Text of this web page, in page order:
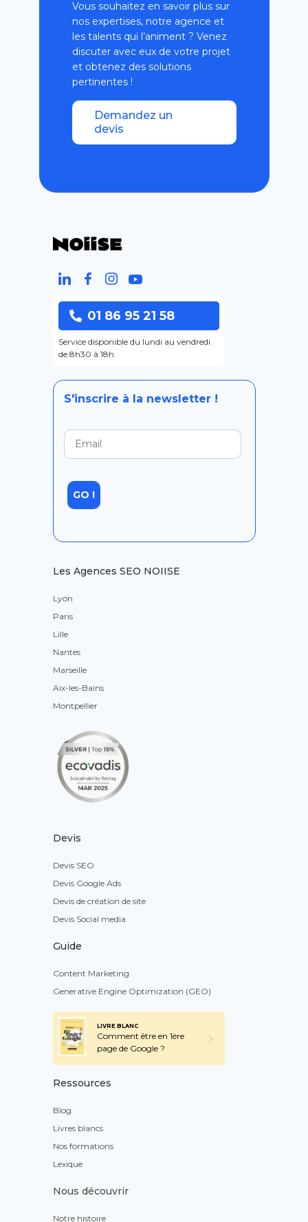
Vous souhaitez en savoir plus sur
nos expertises, notre agence et
les talents qui l’animent ? Venez
discuter avec eux de votre projet
et obtenez des solutions
pertinentes !
Demandez un
devis
01 86 95 21 58
Service disponible du lundi au vendredi
de 8h30 à 18h
S'inscrire à la newsletter !
Les Agences SEO NOIISE
Lyon
Paris
Lille
Nantes
Marseille
Aix-les-Bains
Montpellier
Devis
Devis SEO
Devis Google Ads
Devis de création de site
Devis Social media
Guide
Content Marketing
Generative Engine Optimization (GEO)
LIVRE BLANC
Comment être en 1ère
page de Google ?
Ressources
Blog
Livres blancs
Nos formations
Lexique
Nous découvrir
Notre histoire